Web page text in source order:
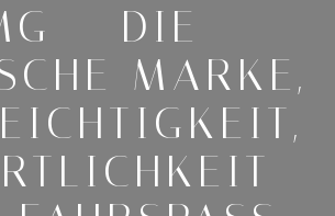
– DIE
MARKE,